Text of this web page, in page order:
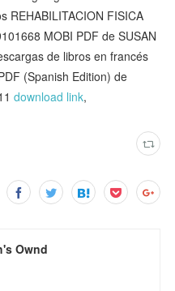
REHABILITACION FISICA
MOBI PDF de SUSAN
de libros en francés
(Spanish Edition) de
download link,
Ownd